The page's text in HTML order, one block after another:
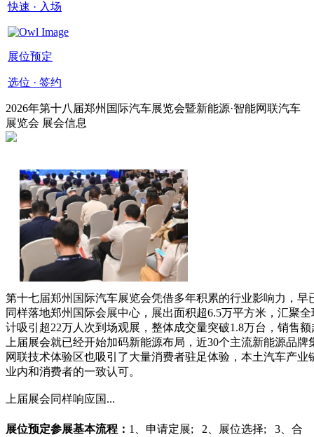
快速 · 入场
展位预定
选位 · 签约
2026年第十八届郑州国际汽车展览会暨新能源·智能网联汽车
展览会 展会信息
第十七届郑州国际汽车展览会凭借多年积累的行业影响力，
同样落地郑州国际会展中心，展出面积超6.5万平方米，汇聚
计吸引超22万人次到场观展，整体成交量突破1.8万台，销售
上届展会就已经开始加码新能源布局，近30个主流新能源品
网联技术体验区也吸引了大量消费者驻足体验，本土汽车产
业内和消费者的一致认可。
上届展会同样响应国...
展位预定参展基本流程： 1、申请定展; 2、展位选择; 3、合